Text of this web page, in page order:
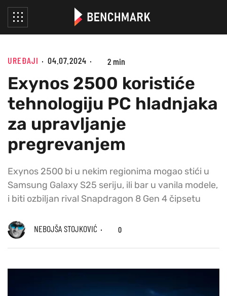
UREĐAJI 04.07.2024 2 min
Exynos 2500 koristiće
tehnologiju PC hladnjaka
za upravljanje
pregrevanjem
Exynos 2500 bi u nekim regionima mogao stići u
Samsung Galaxy S25 seriju, ili bar u vanila modele,
i biti ozbiljan rival Snapdragon 8 Gen 4 čipsetu
NEBOJŠA STOJKOVIĆ 0